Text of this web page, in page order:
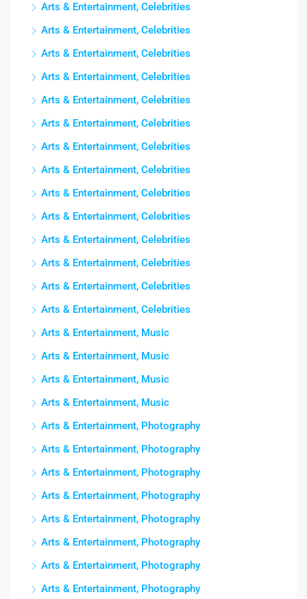
Arts & Entertainment, Celebrities
Arts & Entertainment, Celebrities
Arts & Entertainment, Celebrities
Arts & Entertainment, Celebrities
Arts & Entertainment, Celebrities
Arts & Entertainment, Celebrities
Arts & Entertainment, Celebrities
Arts & Entertainment, Celebrities
Arts & Entertainment, Celebrities
Arts & Entertainment, Celebrities
Arts & Entertainment, Celebrities
Arts & Entertainment, Celebrities
Arts & Entertainment, Celebrities
Arts & Entertainment, Celebrities
Arts & Entertainment, Music
Arts & Entertainment, Music
Arts & Entertainment, Music
Arts & Entertainment, Music
Arts & Entertainment, Photography
Arts & Entertainment, Photography
Arts & Entertainment, Photography
Arts & Entertainment, Photography
Arts & Entertainment, Photography
Arts & Entertainment, Photography
Arts & Entertainment, Photography
Arts & Entertainment, Photography